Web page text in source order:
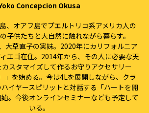
Concepcion Okusa
、オアフ島でプエルトリコ系アメリカ人の
子供たちと大自然に触れながら暮らす。
大草直子の実妹。2020年にカリフォルニア
エゴ在住。2014年から、その人に必要な天
スタマイズして作るお守りアクセサリー
」を始める。今は4Lを展開しながら、クラ
イヤースピリットと対話する「ハートを開
。今後オンラインセミナーなども予定して
いる。